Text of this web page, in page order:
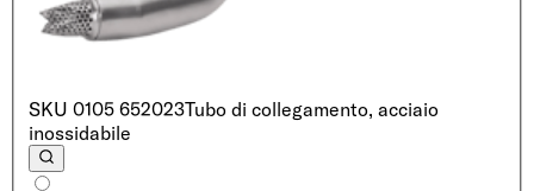
SKU 0105 652023Tubo di collegamento, acciaio
inossidabile